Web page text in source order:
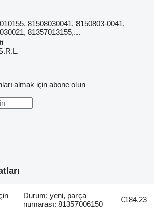
81508030041, 8150803-0041,
81357013155,...
almak için abone olun
Durum: yeni, parça
numarası: 81357006150
€184,23